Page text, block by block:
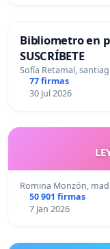
Bibliometro en
SUSCRÍBETE
Sofía Retamal,
77 firmas
30 Jul 2026
Romina Monzón,
50 901 firmas
7 Jan 2026